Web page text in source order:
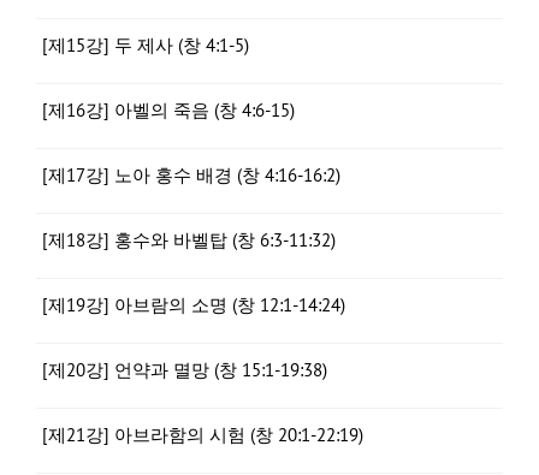
[제15강] 두 제사 (창 4:1-5)
[제16강] 아벨의 죽음 (창 4:6-15)
[제17강] 노아 홍수 배경 (창 4:16-16:2)
[제18강] 홍수와 바벨탑 (창 6:3-11:32)
[제19강] 아브람의 소명 (창 12:1-14:24)
[제20강] 언약과 멸망 (창 15:1-19:38)
[제21강] 아브라함의 시험 (창 20:1-22:19)